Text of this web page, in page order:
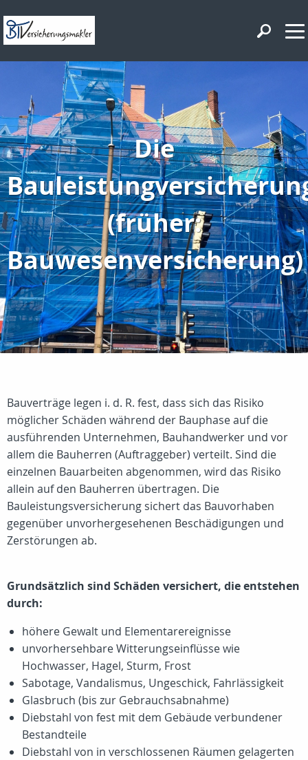
Die
(früher:
Bauwesenversicherung)
Bauverträge legen i. d. R. fest, dass sich das Risiko
möglicher Schäden während der Bauphase auf die
ausführenden Unternehmen, Bauhandwerker und vor
allem die Bauherren (Auftraggeber) verteilt. Sind die
einzelnen Bauarbeiten abgenommen, wird das Risiko
allein auf den Bauherren übertragen. Die
Bauleistungsversicherung sichert das Bauvorhaben
gegenüber unvorhergesehenen Beschädigungen und
Zerstörungen ab.
Grundsätzlich sind Schäden versichert, die entstehen
durch:
höhere Gewalt und Elementarereignisse
unvorhersehbare Witterungseinflüsse wie
Hochwasser, Hagel, Sturm, Frost
Sabotage, Vandalismus, Ungeschick, Fahrlässigkeit
Glasbruch (bis zur Gebrauchsabnahme)
Diebstahl von fest mit dem Gebäude verbundener
Bestandteile
Diebstahl von in verschlossenen Räumen gelagerten